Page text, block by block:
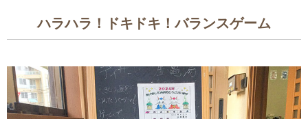
ハラハラ！ドキドキ！バランスゲーム